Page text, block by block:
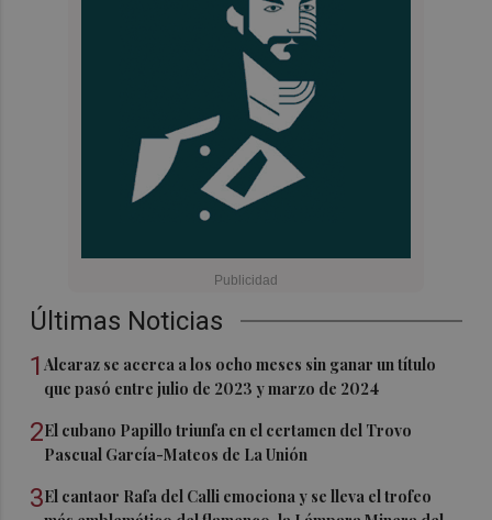
Últimas Noticias
1Alcaraz se acerca a los ocho meses sin ganar un título
que pasó entre julio de 2023 y marzo de 2024
2El cubano Papillo triunfa en el certamen del Trovo
Pascual García-Mateos de La Unión
3El cantaor Rafa del Calli emociona y se lleva el trofeo